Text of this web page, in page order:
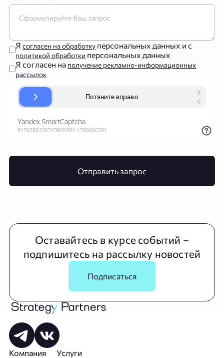
Ясогласен на обработку персональных данных и с
политикой обработки персональных данных
Я согласен на получение рекламно-информационных
рассылок
Отправить запрос
Компания
Услуги
Оставайтесь в курсе событий –
подпишитесь на рассылку новостей
Подписаться